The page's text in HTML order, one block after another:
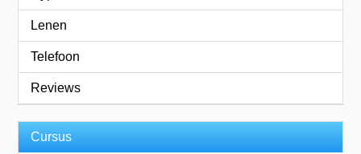
Lenen
Telefoon
Reviews
Cursus